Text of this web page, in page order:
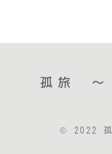
孤旅 〜
© 2022